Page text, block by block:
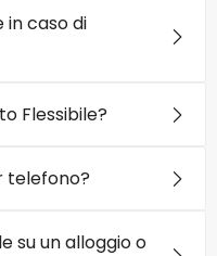
in caso di
Flessibile?
telefono?
su un alloggio o